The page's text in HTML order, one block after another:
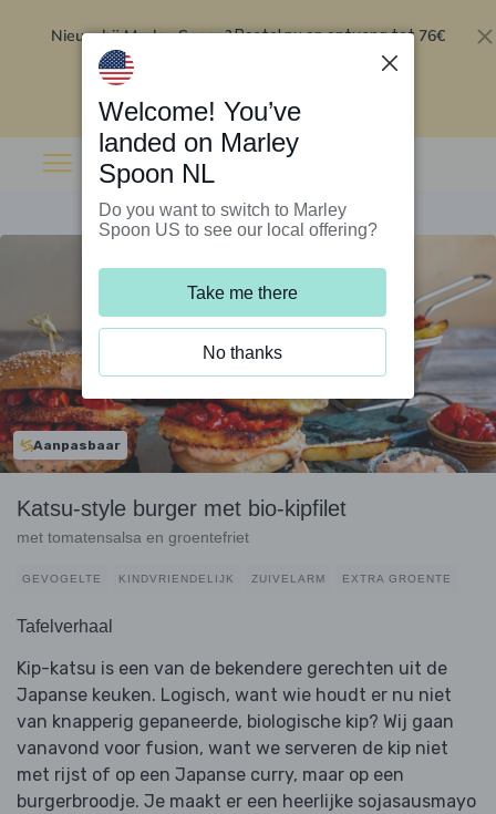
Nieuw bij Marley Spoon?Bestel nu en ontvang tot 76€
Aanpasbaar
Katsu-style burger met bio-kipfilet
met tomatensalsa en groentefriet
GEVOGELTE KINDVRIENDELIJK ZUIVELARM EXTRA GROENTE
Tafelverhaal
Kip-katsu is een van de bekendere gerechten uit de
Japanse keuken. Logisch, want wie houdt er nu niet
van knapperig gepaneerde, biologische kip? Wij gaan
vanavond voor fusion, want we serveren de kip niet
met rijst of op een Japanse curry, maar op een
burgerbroodje. Je maakt er een heerlijke sojasausmayo
Welcome! You’ve
landed on Marley
Spoon NL
Do you want to switch to Marley
Spoon US to see our local offering?
Take me there
No thanks